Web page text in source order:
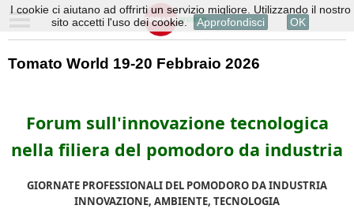
Tomato World 19-20 Febbraio 2026
Forum sull'innovazione tecnologica
nella filiera del pomodoro da industria
GIORNATE PROFESSIONALI DEL POMODORO DA INDUSTRIA
INNOVAZIONE, AMBIENTE, TECNOLOGIA
I cookie ci aiutano ad offrirti un servizio migliore. Utilizzando il nostro
sito accetti l'uso dei cookie.
Approfondisci OK